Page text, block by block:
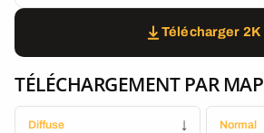
Télécharger 2K
TÉLÉCHARGEMENT PAR MAP
Diffuse ↓ Normal